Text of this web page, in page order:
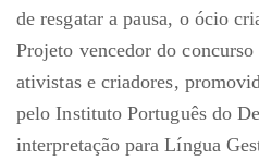
de resgatar a pausa, o ócio
Projeto vencedor do
ativistas e criadores,
pelo Instituto Português do
interpretação para Língua